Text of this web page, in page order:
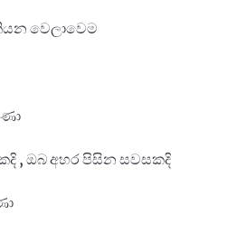
වෙලාවෙම
, ඔබ අහර පිසින සවසකදි